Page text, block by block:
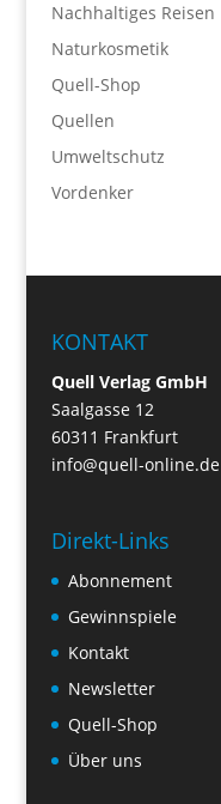
Nachhaltiges Reisen
Naturkosmetik
Quell-Shop
Quellen
Umweltschutz
Vordenker
KONTAKT
Quell Verlag GmbH
Saalgasse 12
60311 Frankfurt
info@quell-online.de
Direkt-Links
Abonnement
Gewinnspiele
Kontakt
Newsletter
Quell-Shop
Über uns